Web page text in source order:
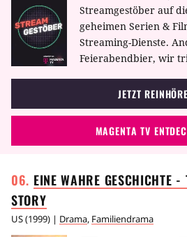
Streamgestöber auf
geheimen Serien &
Streaming-Dienste.
Feierabendbier, wir
JETZT
MAGENTA TV
EINE WAHRE GESCHICHTE -
STORY
US(1999) | Drama, Familiendrama